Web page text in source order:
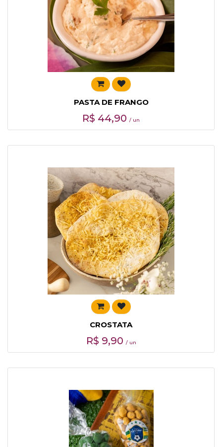
PASTA DE FRANGO
R$ 44,90 / un
CROSTATA
R$ 9,90 / un